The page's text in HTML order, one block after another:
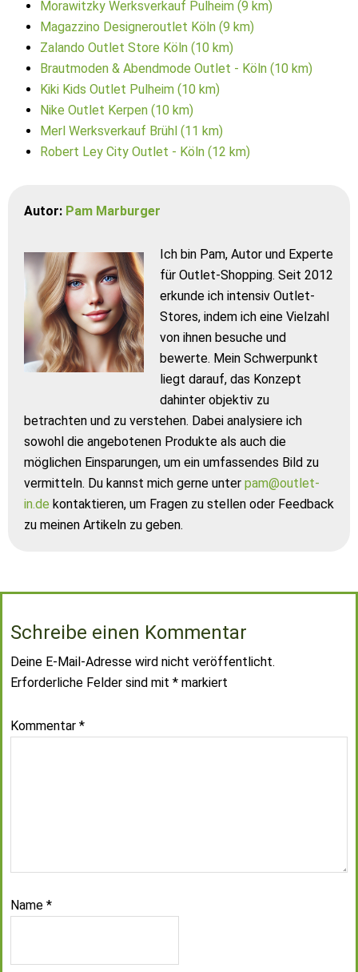
Morawitzky Werksverkauf Pulheim (9 km)
Magazzino Designeroutlet Köln (9 km)
Zalando Outlet Store Köln (10 km)
Brautmoden & Abendmode Outlet - Köln (10 km)
Kiki Kids Outlet Pulheim (10 km)
Nike Outlet Kerpen (10 km)
Merl Werksverkauf Brühl (11 km)
Robert Ley City Outlet - Köln (12 km)
Autor: Pam Marburger
Ich bin Pam, Autor und Experte
für Outlet-Shopping. Seit 2012
erkunde ich intensiv Outlet-
Stores, indem ich eine Vielzahl
von ihnen besuche und
bewerte. Mein Schwerpunkt
liegt darauf, das Konzept
dahinter objektiv zu
betrachten und zu verstehen. Dabei analysiere ich
sowohl die angebotenen Produkte als auch die
möglichen Einsparungen, um ein umfassendes Bild zu
vermitteln. Du kannst mich gerne unter pam@outlet-
in.de kontaktieren, um Fragen zu stellen oder Feedback
zu meinen Artikeln zu geben.
Schreibe einen Kommentar
Deine E-Mail-Adresse wird nicht veröffentlicht.
Erforderliche Felder sind mit * markiert
Kommentar *
Name *